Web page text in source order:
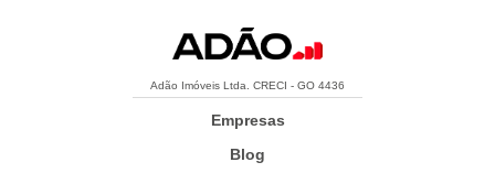
Adão Imóveis Ltda. CRECI - GO 4436
Empresas
Blog